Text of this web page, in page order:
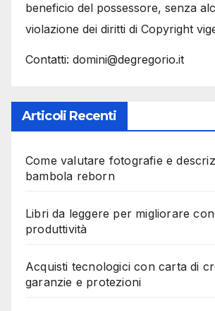
beneficio del possessore, senza
violazione dei diritti di Copyright
Contatti: domini@degregorio.it
Articoli Recenti
Come valutare fotografie e
bambola reborn
Libri da leggere per migliorare
produttività
Acquisti tecnologici con carta di
garanzie e protezioni